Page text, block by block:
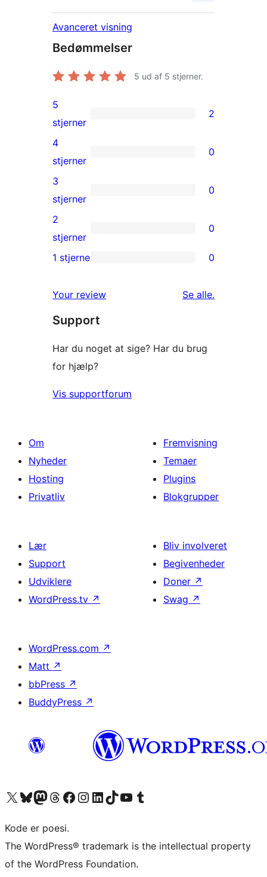
Avanceret visning
Bedømmelser
5 ud af 5 stjerner.
2
5-
stjernet
anmeldelser
5
stjerner
2
0
4-
stjernet
anmeldelser
4
stjerner
0
0
3-
stjernet
anmeldelser
3
stjerner
0
0
2-
anmeldelser
2
stjerner
0
stjernet
anmeldelser
1 stjerne 0
Your review Se alleanmeldelser
.
Support
Har du noget at sige? Har du brug
for hjælp?
Vis supportforum
Om
Nyheder
Hosting
Privatliv
Fremvisning
Temaer
Plugins
Blokgrupper
Lær
Support
Udviklere
WordPress.tv ↗
Bliv involveret
Begivenheder
Doner ↗
Swag ↗
WordPress.com ↗
Matt ↗
bbPress ↗
BuddyPress ↗
Besøg vores X (tidligere Twitter) konto
Besøg vores Bluesky-konto
Besøg vores Mastodon konto
Besøg vores Threads-konto
Besøg vores Facebook sideBesøg vores Instagram konto
Besøg vores LinkedIn konto
Besøg vores TikTok-konto
Besøg vores YouTube-kanalBesøg vores Tumblr-konto
Kode er poesi.
The WordPress® trademark is the intellectual property
of the WordPress Foundation.